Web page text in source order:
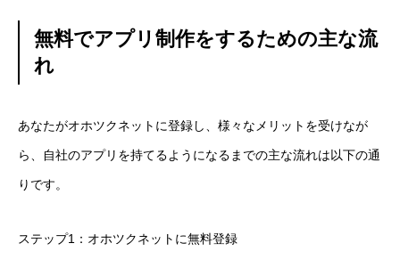
無料でアプリ制作をするための主な流
れ
あなたがオホツクネットに登録し、様々なメリットを受けなが
ら、自社のアプリを持てるようになるまでの主な流れは以下の通
りです。
ステップ1：オホツクネットに無料登録